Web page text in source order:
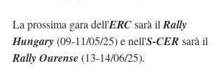
La prossima gara dell'ERC sarà il Rally
Hungary (09-11/05/25) e nell'S-CER sarà il
Rally Ourense (13-14/06/25).